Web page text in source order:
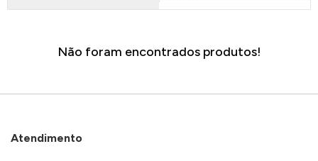
Não foram encontrados produtos!
Atendimento